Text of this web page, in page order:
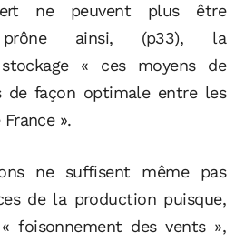
ne peuvent plus être
prône ainsi, (p33), la
« ces moyens de
de façon optimale entre les
».
ne suffisent même pas
de la production puisque,
foisonnement des vents »,